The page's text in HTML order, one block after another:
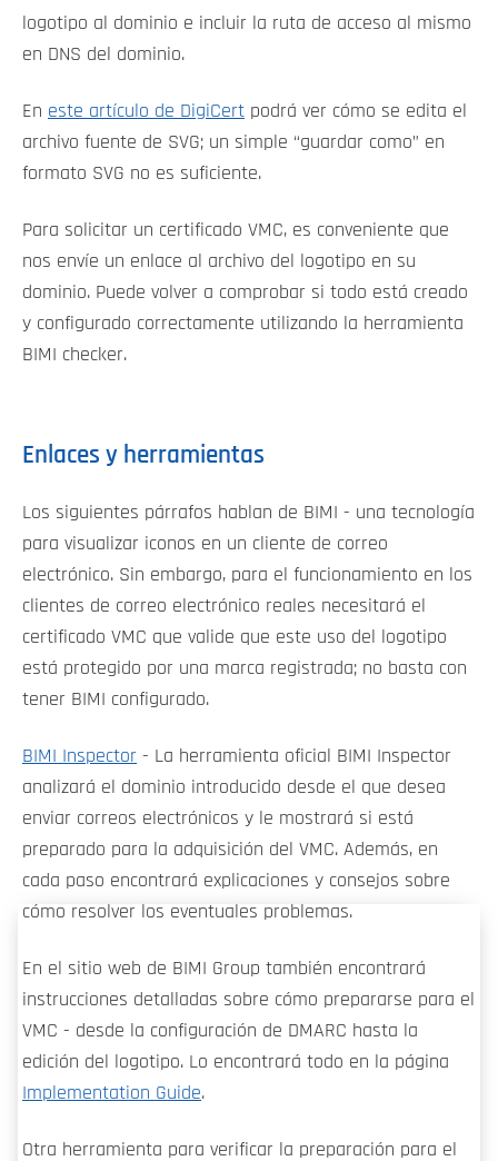
logotipo al dominio e incluir la ruta de acceso al mismo
en DNS del dominio.
En este artículo de DigiCert podrá ver cómo se edita el
archivo fuente de SVG; un simple “guardar como” en
formato SVG no es suficiente.
Para solicitar un certificado VMC, es conveniente que
nos envíe un enlace al archivo del logotipo en su
dominio. Puede volver a comprobar si todo está creado
y configurado correctamente utilizando la herramienta
BIMI checker.
Enlaces y herramientas
Los siguientes párrafos hablan de BIMI - una tecnología
para visualizar iconos en un cliente de correo
electrónico. Sin embargo, para el funcionamiento en los
clientes de correo electrónico reales necesitará el
certificado VMC que valide que este uso del logotipo
está protegido por una marca registrada; no basta con
tener BIMI configurado.
BIMI Inspector - La herramienta oficial BIMI Inspector
analizará el dominio introducido desde el que desea
enviar correos electrónicos y le mostrará si está
preparado para la adquisición del VMC. Además, en
cada paso encontrará explicaciones y consejos sobre
cómo resolver los eventuales problemas.
En el sitio web de BIMI Group también encontrará
instrucciones detalladas sobre cómo prepararse para el
VMC - desde la configuración de DMARC hasta la
edición del logotipo. Lo encontrará todo en la página
Implementation Guide.
Otra herramienta para verificar la preparación para el